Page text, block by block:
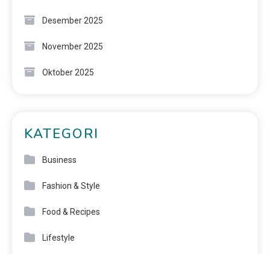
Desember 2025
November 2025
Oktober 2025
KATEGORI
Business
Fashion & Style
Food & Recipes
Lifestyle